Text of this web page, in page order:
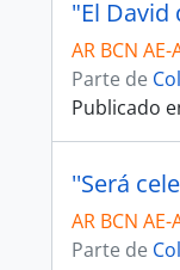
AR BCN
Parte de
Publicado
AR BCN
Parte de